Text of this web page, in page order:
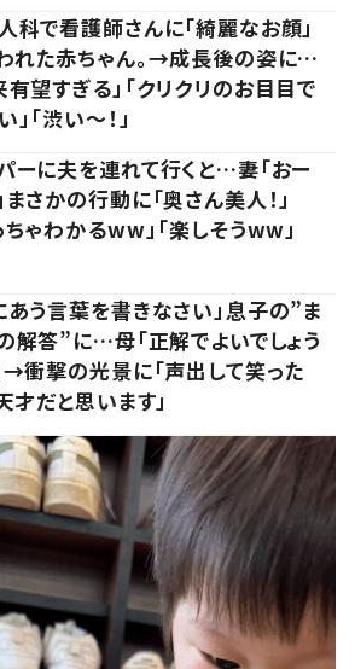
科で看護師さんに「綺麗なお顔」
れた赤ちゃん。→成長後の姿に…
有望すぎる」「クリクリのお目目で
「渋い～！」
ーに夫を連れて行くと…妻「おー
まさかの行動に「奥さん美人！」
ちゃわかるww」「楽しそうww」
あう言葉を書きなさい」息子の”ま
解答”に…母「正解でよいでしょう
→衝撃の光景に「声出して笑った
天才だと思います」